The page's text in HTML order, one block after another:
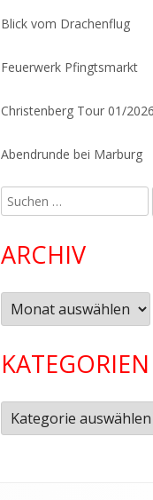
Blick vom Drachenflug
Feuerwerk Pfingtsmarkt
Christenberg Tour 01/
Abendrunde bei Marburg
Suchen
nach:
ARCHIV
Archiv
KATEGORIEN
Kategorien